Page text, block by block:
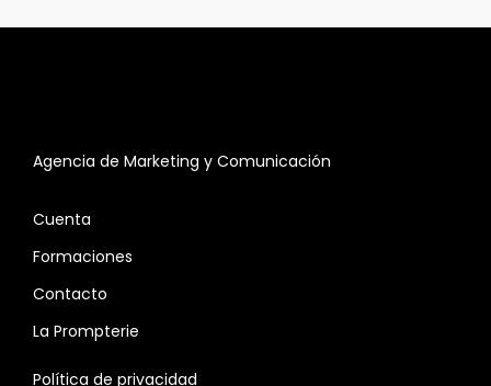
Agencia de Marketing y Comunicación
Cuenta
Formaciones
Contacto
La Prompterie
Política de privacidad